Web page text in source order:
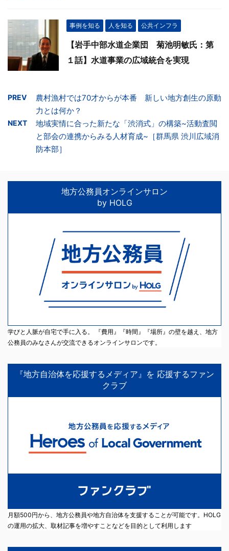
事例を知る 人を知る 公共インフラ
【岩手中部水道企業団 菊池明敏氏：第
１話】水道事業の広域統合を実現
PREV
農村漁村では70才からが本番 新しい地方創生の原動
力とは何か？
NEXT
地域実情に合った新たな「渋消式」の構築~活動査閲
と部会の連携からみる人材育成~［群馬県 渋川広域消
防本部］
地方公務員オンラインサロン
by HOLG
学びと人脈が自宅で手に入る。 『費用』『時間』『場所』の壁を越え、地方
公務員のみなさんが交流できるオンラインサロンです。
『地方自治体を応援するメディア』を 応援するファン
クラブ
月額500円から、地方公務員や地方自治体を支援することが可能です。HOLG
の運用の拡大、取材記事を増やすことなどを目的として利用します